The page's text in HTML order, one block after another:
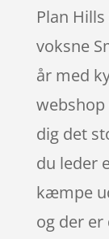
Plan
voksne
år med
dig det
du leder
kæmpe
og der er